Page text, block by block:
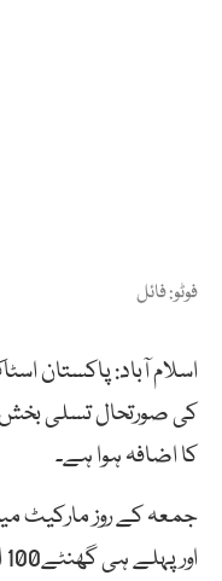
فوٹو: فائل
اسلام آباد: پاکستان
کا اضافہ ہوا ہے۔
اور پہلے ہی گھنٹے100 انڈیکس میں 57 پوائنٹس کم ہوئے۔